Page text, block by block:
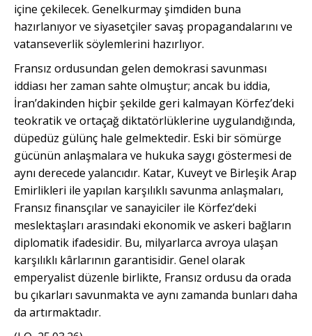
içine çekilecek. Genelkurmay şimdiden buna
hazırlanıyor ve siyasetçiler savaş propagandalarını ve
vatanseverlik söylemlerini hazırlıyor.
Fransız ordusundan gelen demokrasi savunması
iddiası her zaman sahte olmuştur; ancak bu iddia,
İran’dakinden hiçbir şekilde geri kalmayan Körfez’deki
teokratik ve ortaçağ diktatörlüklerine uygulandığında,
düpedüz gülünç hale gelmektedir. Eski bir sömürge
gücünün anlaşmalara ve hukuka saygı göstermesi de
aynı derecede yalancıdır. Katar, Kuveyt ve Birleşik Arap
Emirlikleri ile yapılan karşılıklı savunma anlaşmaları,
Fransız finansçılar ve sanayiciler ile Körfez’deki
meslektaşları arasındaki ekonomik ve askeri bağların
diplomatik ifadesidir. Bu, milyarlarca avroya ulaşan
karşılıklı kârlarının garantisidir. Genel olarak
emperyalist düzenle birlikte, Fransız ordusu da orada
bu çıkarları savunmakta ve aynı zamanda bunları daha
da artırmaktadır.